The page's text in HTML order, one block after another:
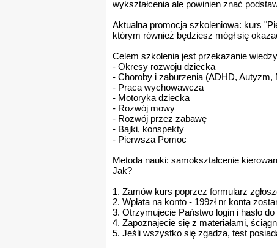
wykształcenia ale powinien znać
Aktualna promocja szkoleniowa: kurs
którym również będziesz mógł się
Celem szkolenia jest przekazanie
- Okresy rozwoju dziecka
- Choroby i zaburzenia (ADHD, Autyzm,
- Praca wychowawcza
- Motoryka dziecka
- Rozwój mowy
- Rozwój przez zabawę
- Bajki, konspekty
- Pierwsza Pomoc
Metoda nauki: samokształcenie
Jak?
1. Zamów kurs poprzez formularz
2. Wpłata na konto - 199zł nr konta
3. Otrzymujecie Państwo login i hasło
4. Zapoznajecie się z materiałami,
5. Jeśli wszystko się zgadza, test